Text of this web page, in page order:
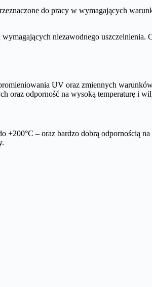
do pracy w wymagających
niezawodnego uszczelnienia.
UV oraz zmiennych
oraz odporność na wysoką temperaturę i
– oraz bardzo dobrą odpornością